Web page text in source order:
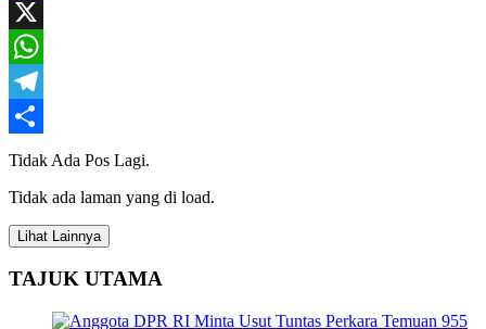
Mail
Facebook
X
WhatsApp
Telegram
Share
Tidak Ada Pos Lagi.
Tidak ada laman yang di load.
Lihat Lainnya
TAJUK UTAMA